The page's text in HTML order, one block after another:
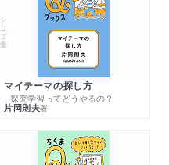
シリーズ・全集
マイテーマの探し方
─探究学習ってどうやるの？
片岡則夫著